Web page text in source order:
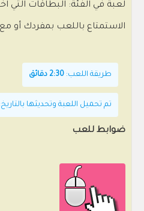
لعبة في الفئة: البطاقات التي
الاستمتاع باللعب بمفردك أو
طريقة اللعب: 2:30 دقائق
تم تحميل اللعبة وتحديثها بالتاريخ: 2024-06-27T13:01:33+00:00
ضوابط للعب